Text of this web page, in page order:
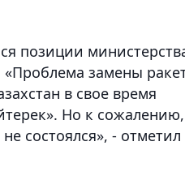
позиции
замены
в свое время
Но к сожалению,
состоялся», - отметил